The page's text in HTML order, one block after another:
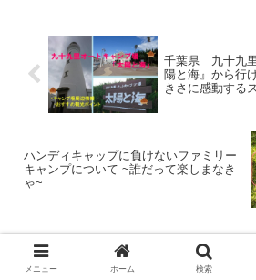
千葉県 九十九
陽と海』から行
きさに感動する
ハンディキャップに負けないファミリー
キャンプについて ~誰だって楽しまなき
ゃ~
ホーム こどもと一緒に料理
メニュー ホーム 検索